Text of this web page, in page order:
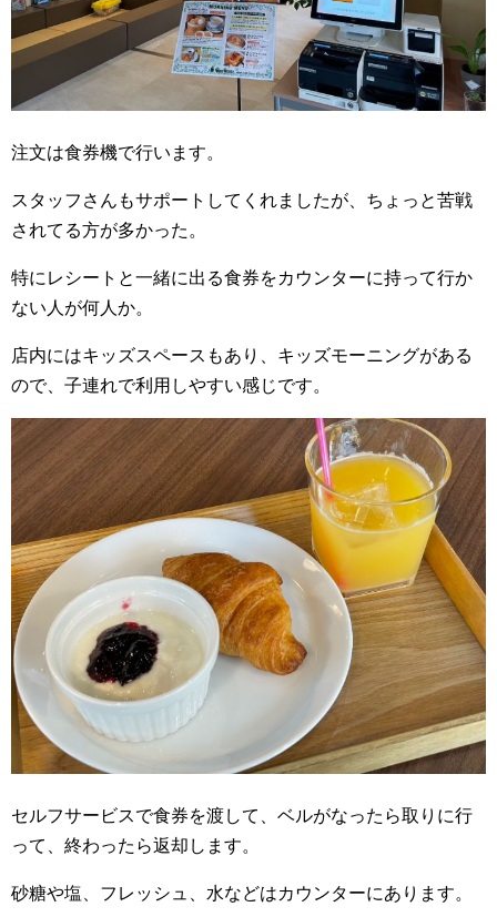
注文は食券機で行います。
スタッフさんもサポートしてくれましたが、ちょっと苦戦
されてる方が多かった。
特にレシートと一緒に出る食券をカウンターに持って行か
ない人が何人か。
店内にはキッズスペースもあり、キッズモーニングがある
ので、子連れで利用しやすい感じです。
セルフサービスで食券を渡して、ベルがなったら取りに行
って、終わったら返却します。
砂糖や塩、フレッシュ、水などはカウンターにあります。